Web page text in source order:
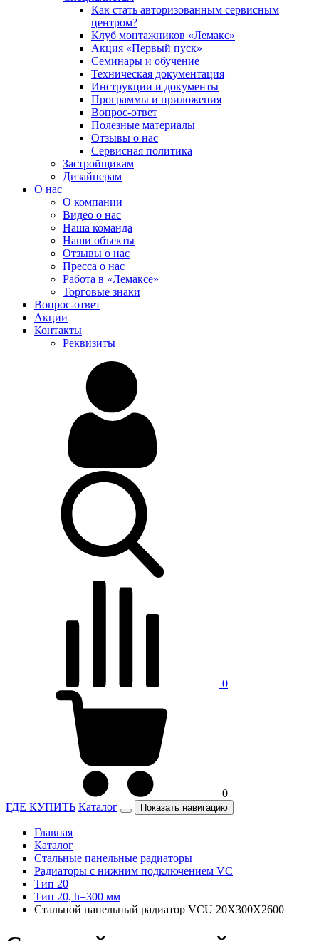
Как стать авторизованным сервисным
центром?
Клуб монтажников «Лемакс»
Акция «Первый пуск»
Семинары и обучение
Техническая документация
Инструкции и документы
Программы и приложения
Вопрос-ответ
Полезные материалы
Отзывы о нас
Сервисная политика
Застройщикам
Дизайнерам
О нас
О компании
Видео о нас
Наша команда
Наши объекты
Отзывы о нас
Пресса о нас
Работа в «Лемаксе»
Торговые знаки
Вопрос-ответ
Акции
Контакты
Реквизиты
0
0
ГДЕ КУПИТЬ Каталог Показать навигацию
Главная
Каталог
Стальные панельные радиаторы
Радиаторы c нижним подключением VC
Тип 20
Тип 20, h=300 мм
Стальной панельный радиатор VCU 20X300X2600